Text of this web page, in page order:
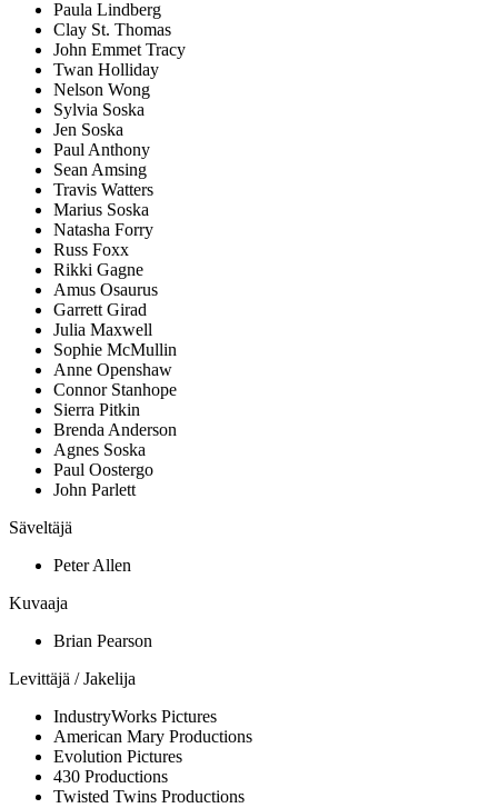
Paula Lindberg
Clay St. Thomas
John Emmet Tracy
Twan Holliday
Nelson Wong
Sylvia Soska
Jen Soska
Paul Anthony
Sean Amsing
Travis Watters
Marius Soska
Natasha Forry
Russ Foxx
Rikki Gagne
Amus Osaurus
Garrett Girad
Julia Maxwell
Sophie McMullin
Anne Openshaw
Connor Stanhope
Sierra Pitkin
Brenda Anderson
Agnes Soska
Paul Oostergo
John Parlett
Säveltäjä
Peter Allen
Kuvaaja
Brian Pearson
Levittäjä / Jakelija
IndustryWorks Pictures
American Mary Productions
Evolution Pictures
430 Productions
Twisted Twins Productions